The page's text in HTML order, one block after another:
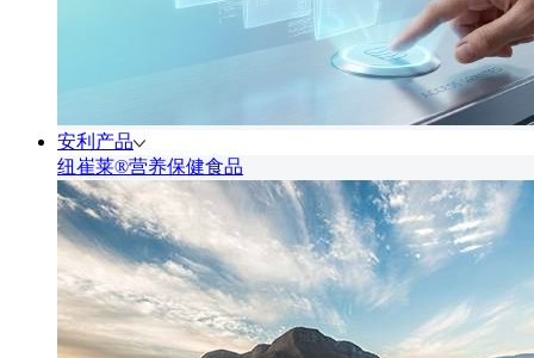
安利产品
纽崔莱®营养保健食品